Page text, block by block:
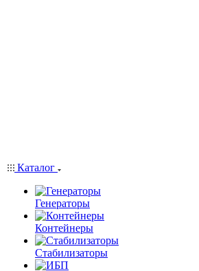
Каталог
Генераторы
Контейнеры
Стабилизаторы